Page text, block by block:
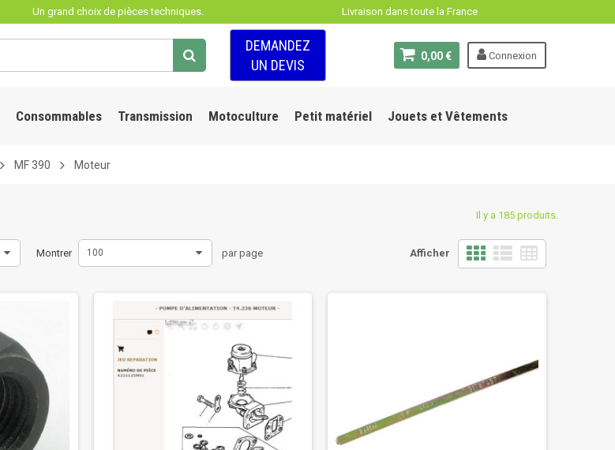
Un grand choix de pièces techniques. Livraison dans toute la France
Connexion
0,00 €
DEMANDEZ
UN DEVIS
Consommables Transmission Motoculture Petit matériel Jouets et Vêtements
MF 390 Moteur
Il y a 185 produits.
Afficher
Montrer 100 par page